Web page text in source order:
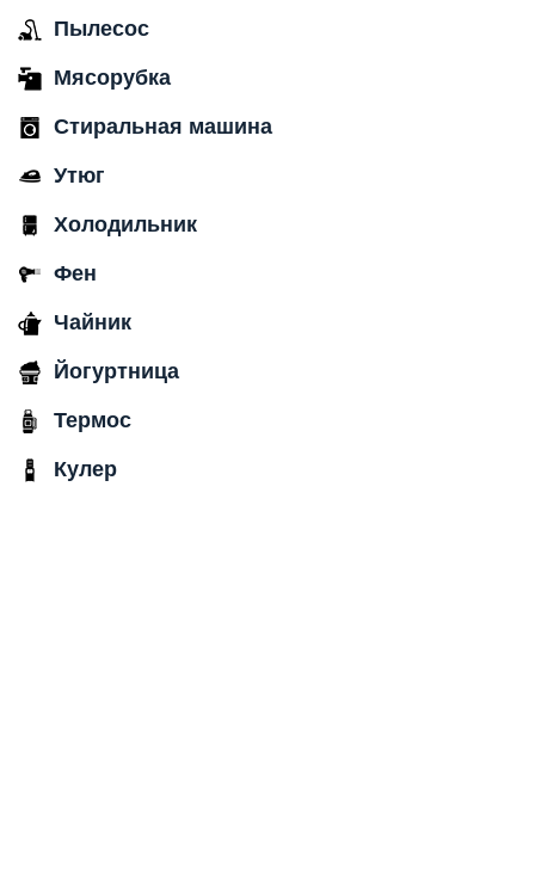
Пылесос
Мясорубка
Стиральная машина
Утюг
Холодильник
Фен
Чайник
Йогуртница
Термос
Кулер